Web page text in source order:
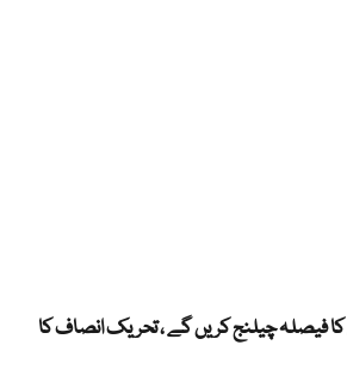
کا فیصلہ چیلنج کریں گے ، تحریک انصاف کا